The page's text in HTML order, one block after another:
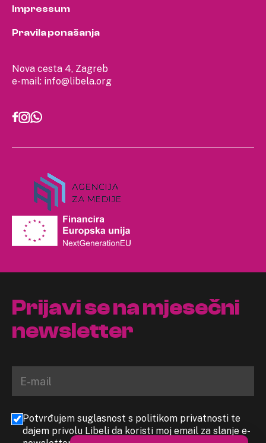
Nova cesta 4, Zagreb
e-mail: info@libela.org
Impressum
Pravila ponašanja
Prijavi se na mjesečni
newsletter
Potvrđujem suglasnost s politikom privatnosti te
dajem privolu Libeli da koristi moj email za slanje e-